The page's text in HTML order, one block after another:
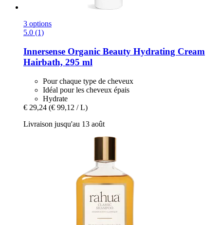
3 options
5.0 (1)
Innersense Organic Beauty Hydrating Cream
Hairbath, 295 ml
Pour chaque type de cheveux
Idéal pour les cheveux épais
Hydrate
€ 29,24 (€ 99,12 / L)
Livraison jusqu'au 13 août